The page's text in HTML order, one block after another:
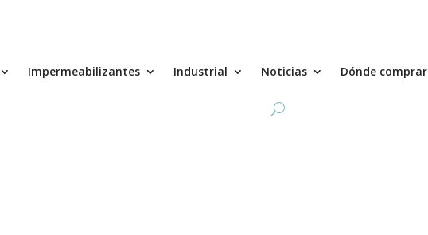
Impermeabilizantes Industrial Noticias Dónde comprar